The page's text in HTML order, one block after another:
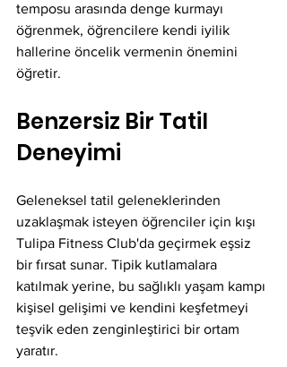
temposu arasında denge kurmayı
öğrenmek, öğrencilere kendi iyilik
hallerine öncelik vermenin önemini
öğretir.
Benzersiz Bir Tatil
Deneyimi
Geleneksel tatil geleneklerinden
uzaklaşmak isteyen öğrenciler için kışı
Tulipa Fitness Club'da geçirmek eşsiz
bir fırsat sunar. Tipik kutlamalara
katılmak yerine, bu sağlıklı yaşam kampı
kişisel gelişimi ve kendini keşfetmeyi
teşvik eden zenginleştirici bir ortam
yaratır.